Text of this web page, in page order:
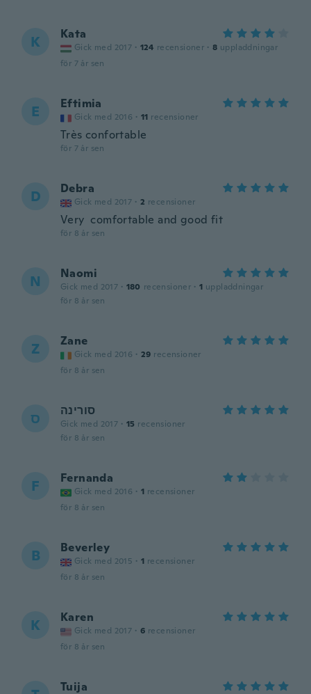
K Kata
Gick med 2017 · 124 recensioner · 8 uppladdningar
för 7 år sen
E Eftimia
Gick med 2016 · 11 recensioner
Très confortable
för 7 år sen
D Debra
Gick med 2017 · 2 recensioner
Very comfortable and good fit
för 8 år sen
N Naomi
Gick med 2017 · 180 recensioner · 1 uppladdningar
för 8 år sen
Z Zane
Gick med 2016 · 29 recensioner
för 8 år sen
ס סורינה
Gick med 2017 · 15 recensioner
för 8 år sen
F Fernanda
Gick med 2016 · 1 recensioner
för 8 år sen
B Beverley
Gick med 2015 · 1 recensioner
för 8 år sen
K Karen
Gick med 2017 · 6 recensioner
för 8 år sen
Tuija